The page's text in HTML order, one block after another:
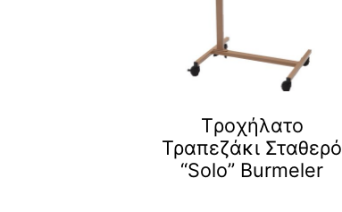
Tροχήλατο
Τραπεζάκι Σταθερό
“Solo” Burmeler